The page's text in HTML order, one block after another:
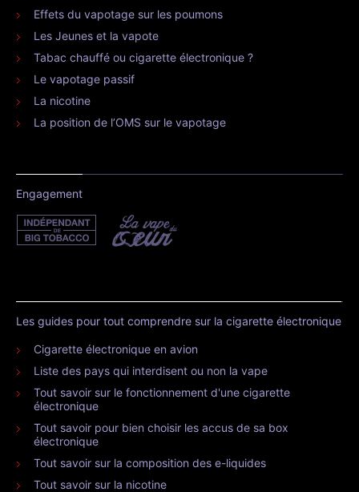
Effets du vapotage sur les poumons
Les Jeunes et la vapote
Tabac chauffé ou cigarette électronique ?
Le vapotage passif
La nicotine
La position de l’OMS sur le vapotage
Engagement
Les guides pour tout comprendre sur la cigarette électronique
Cigarette électronique en avion
Liste des pays qui interdisent ou non la vape
Tout savoir sur le fonctionnement d'une cigarette
électronique
Tout savoir pour bien choisir les accus de sa box
électronique
Tout savoir sur la composition des e-liquides
Tout savoir sur la nicotine